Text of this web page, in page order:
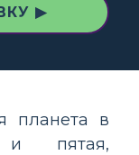
▶
планета в
и пятая,